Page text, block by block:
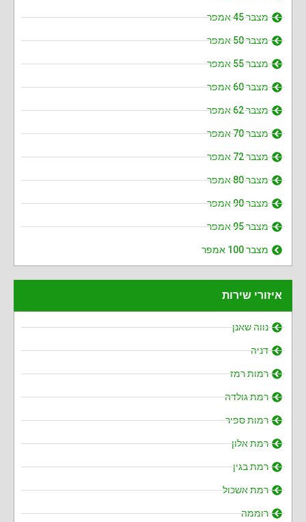
מצבר 45 אמפר
מצבר 50 אמפר
מצבר 55 אמפר
מצבר 60 אמפר
מצבר 62 אמפר
מצבר 70 אמפר
מצבר 72 אמפר
מצבר 80 אמפר
מצבר 90 אמפר
מצבר 95 אמפר
מצבר 100 אמפר
איזורי שירות
נווה שאנן
דניה
רמות רמז
רמת גולדה
רמות ספיר
רמת אלון
רמת בגין
רמת אשכול
רוממה